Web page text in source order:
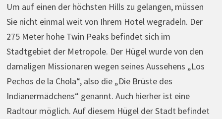
Um auf einen der höchsten Hills zu gelangen, müssen
Sie nicht einmal weit von Ihrem Hotel wegradeln. Der
275 Meter hohe Twin Peaks befindet sich im
Stadtgebiet der Metropole. Der Hügel wurde von den
damaligen Missionaren wegen seines Aussehens „Los
Pechos de la Chola“, also die „Die Brüste des
Indianermädchens“ genannt. Auch hierher ist eine
Radtour möglich. Auf diesem Hügel der Stadt befindet